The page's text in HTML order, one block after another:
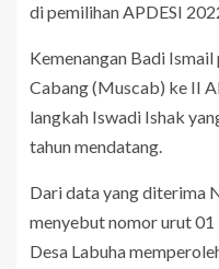
di pemilihan APDESI
Kemenangan Badi
Cabang (Muscab) ke II
langkah Iswadi Ishak
tahun mendatang.
Dari data yang diterima
menyebut nomor urut
Desa Labuha